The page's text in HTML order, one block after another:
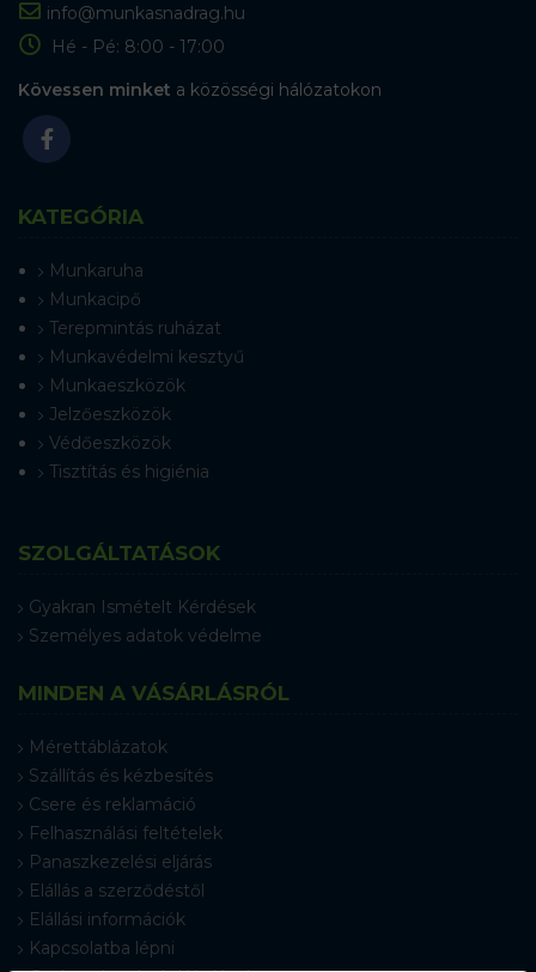
info@munkasnadrag.hu
Hé - Pé: 8:00 - 17:00
Kövessen minket a közösségi hálózatokon
KATEGÓRIA
Munkaruha
Munkacipő
Terepmintás ruházat
Munkavédelmi kesztyű
Munkaeszközök
Jelzőeszközök
Védőeszközök
Tisztítás és higiénia
SZOLGÁLTATÁSOK
Gyakran Ismételt Kérdések
Személyes adatok védelme
MINDEN A VÁSÁRLÁSRÓL
Mérettáblázatok
Szállítás és kézbesítés
Csere és reklamáció
Felhasználási feltételek
Panaszkezelési eljárás
Elállás a szerződéstől
Elállási információk
Kapcsolatba lépni